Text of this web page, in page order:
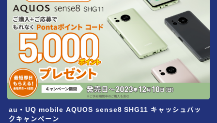
au・UQ mobile AQUOS sense8 SHG11 キャッシュバッ
クキャンペーン